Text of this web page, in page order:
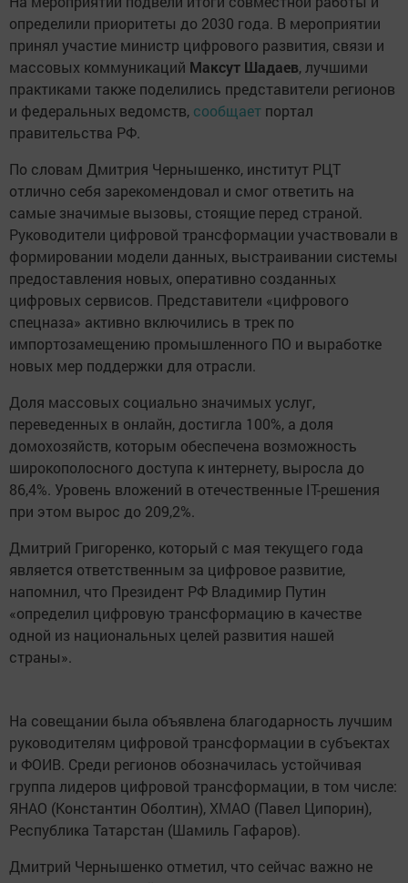
определили приоритеты до 2030 года. В мероприятии
принял участие министр цифрового развития, связи и
массовых коммуникаций Максут Шадаев, лучшими
практиками также поделились представители регионов
и федеральных ведомств, сообщает портал
правительства РФ.
По словам Дмитрия Чернышенко, институт РЦТ
отлично себя зарекомендовал и смог ответить на
самые значимые вызовы, стоящие перед страной.
Руководители цифровой трансформации участвовали в
формировании модели данных, выстраивании системы
предоставления новых, оперативно созданных
цифровых сервисов. Представители «цифрового
спецназа» активно включились в трек по
импортозамещению промышленного ПО и выработке
новых мер поддержки для отрасли.
Доля массовых социально значимых услуг,
переведенных в онлайн, достигла 100%, а доля
домохозяйств, которым обеспечена возможность
широкополосного доступа к интернету, выросла до
86,4%. Уровень вложений в отечественные IT-решения
при этом вырос до 209,2%.
Дмитрий Григоренко, который с мая текущего года
является ответственным за цифровое развитие,
напомнил, что Президент РФ Владимир Путин
«определил цифровую трансформацию в качестве
одной из национальных целей развития нашей
страны».
На совещании была объявлена благодарность лучшим
руководителям цифровой трансформации в субъектах
и ФОИВ. Среди регионов обозначилась устойчивая
группа лидеров цифровой трансформации, в том числе:
ЯНАО (Константин Оболтин), ХМАО (Павел Ципорин),
Республика Татарстан (Шамиль Гафаров).
Дмитрий Чернышенко отметил, что сейчас важно не